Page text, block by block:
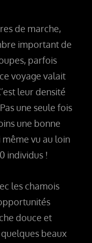
de marche,
important de
parfois
voyage valait
leur densité
une seule fois
une bonne
même vu au loin
individus !
les chamois
douce et
beaux